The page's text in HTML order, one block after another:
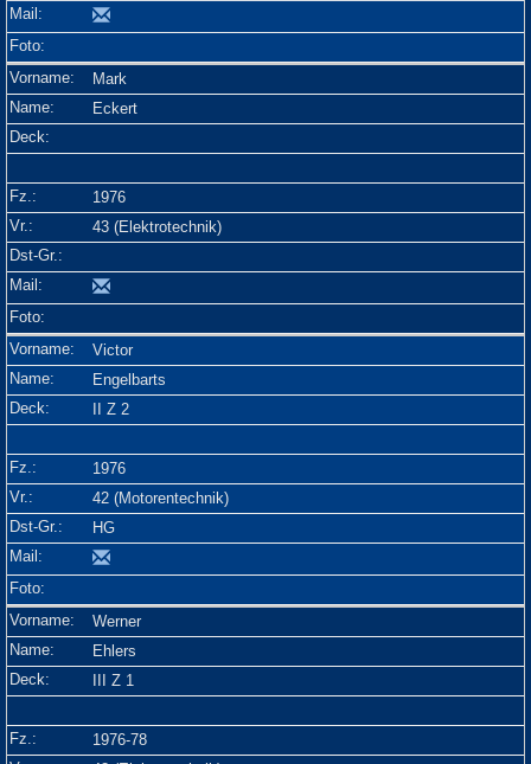
Mark
Eckert
1976
43 (Elektrotechnik)
Victor
Engelbarts
II Z 2
1976
42 (Motorentechnik)
HG
Werner
Ehlers
III Z 1
1976-78